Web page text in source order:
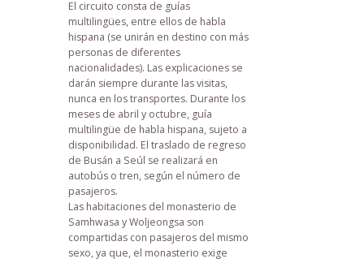
El circuito consta de guías
multilingües, entre ellos de habla
hispana (se unirán en destino con más
personas de diferentes
nacionalidades). Las explicaciones se
darán siempre durante las visitas,
nunca en los transportes. Durante los
meses de abril y octubre, guía
multilingüe de habla hispana, sujeto a
disponibilidad. El traslado de regreso
de Busán a Seúl se realizará en
autobús o tren, según el número de
pasajeros.
Las habitaciones del monasterio de
Samhwasa y Woljeongsa son
compartidas con pasajeros del mismo
sexo, ya que, el monasterio exige